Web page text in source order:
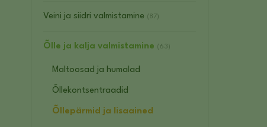
Veini ja siidri valmistamine (87)
Õlle ja kalja valmistamine (63)
Maltoosad ja humalad
Õllekontsentraadid
Õllepärmid ja lisaained